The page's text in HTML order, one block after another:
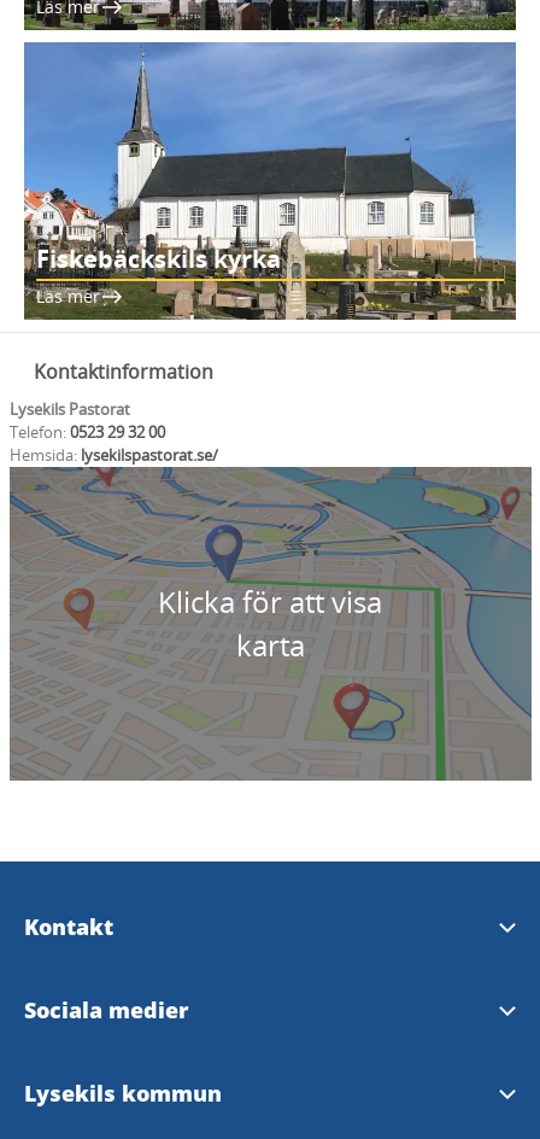
Läs mer
Fiskebäckskils kyrka
Läs mer
Kontaktinformation
Lysekils Pastorat
Telefon:0523 29 32 00
Hemsida: lysekilspastorat.se/
Klicka för att visa
karta
Kontakt
Upplev Lysekil
Sociala medier
Upplev Lysekil på Facebook
Lysekils kommun